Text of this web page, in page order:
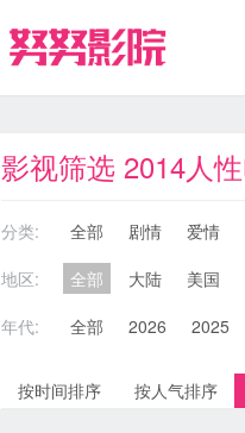
影视筛选 2014人
分类: 全部 剧情 爱情
地区:
全部 大陆 美国
年代:
全部 2026 2025
按时间排序 按人气排序